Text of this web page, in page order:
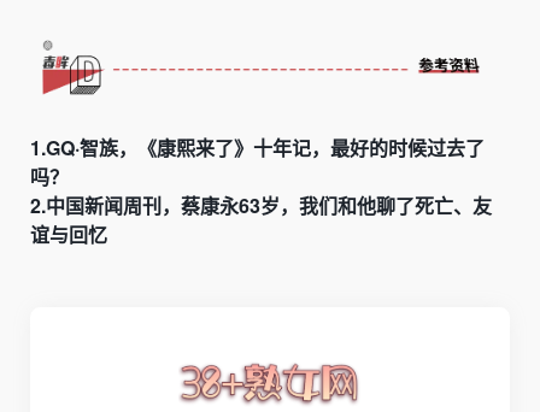
1.GQ·智族，《康熙来了》十年记，最好的时候过去了
吗？
2.中国新闻周刊，蔡康永63岁，我们和他聊了死亡、友
谊与回忆